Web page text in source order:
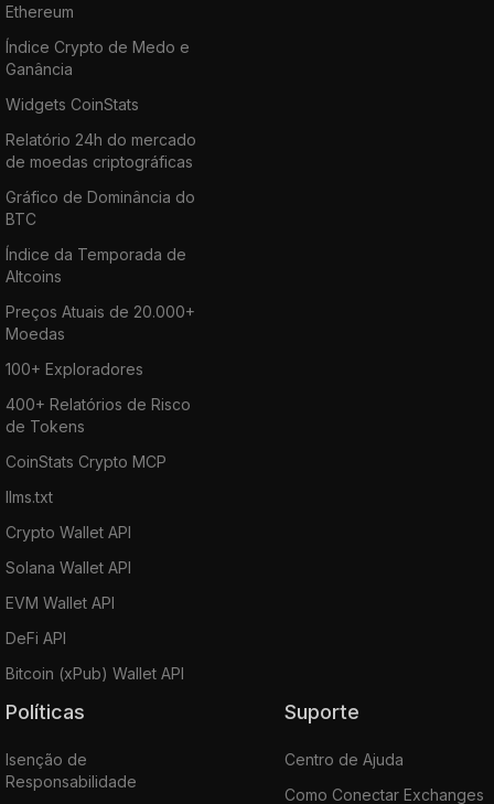
Ethereum
Índice Crypto de Medo e
Ganância
Widgets CoinStats
Relatório 24h do mercado
de moedas criptográficas
Gráfico de Dominância do
BTC
Índice da Temporada de
Altcoins
Preços Atuais de 20.000+
Moedas
100+ Exploradores
400+ Relatórios de Risco
de Tokens
CoinStats Crypto MCP
llms.txt
Crypto Wallet API
Solana Wallet API
EVM Wallet API
DeFi API
Bitcoin (xPub) Wallet API
Políticas
Isenção de
Responsabilidade
Suporte
Centro de Ajuda
Como Conectar Exchanges